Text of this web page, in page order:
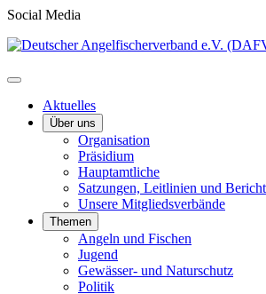
Social Media
Aktuelles
Über uns
Organisation
Präsidium
Hauptamtliche
Satzungen, Leitlinien und
Unsere Mitgliedsverbände
Themen
Angeln und Fischen
Jugend
Gewässer- und Naturschutz
Politik